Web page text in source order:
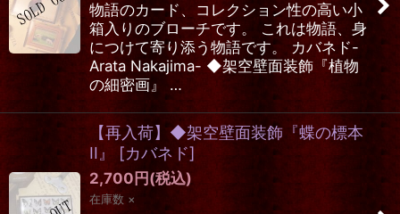
物語のカード、コレクション性の高い小
箱入りのブローチです。 これは物語、身
につけて寄り添う物語です。 カバネド-
Arata Nakajima- ◆架空壁面装飾『植物
の細密画』 …
【再入荷】◆架空壁面装飾『蝶の標本
II』
[カバネド]
2,700 円 (税込)
在庫数 ×